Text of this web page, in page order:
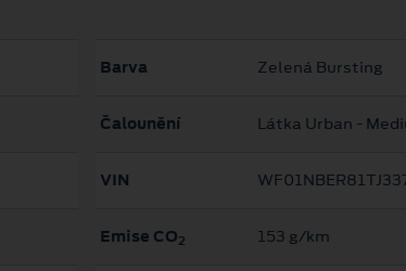
Barva Zelená Bursting
Čalounění
VIN
Emise CO2 153 g/km